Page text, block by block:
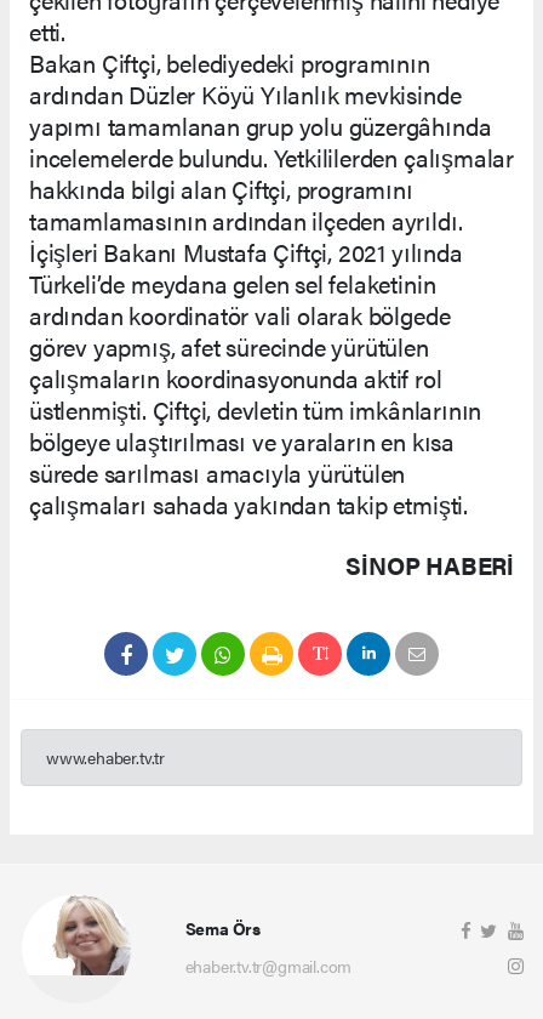
etti.
Bakan Çiftçi, belediyedeki programının
ardından Düzler Köyü Yılanlık mevkisinde
yapımı tamamlanan grup yolu güzergâhında
incelemelerde bulundu. Yetkililerden çalışmalar
hakkında bilgi alan Çiftçi, programını
tamamlamasının ardından ilçeden ayrıldı.
İçişleri Bakanı Mustafa Çiftçi, 2021 yılında
Türkeli’de meydana gelen sel felaketinin
ardından koordinatör vali olarak bölgede
görev yapmış, afet sürecinde yürütülen
çalışmaların koordinasyonunda aktif rol
üstlenmişti. Çiftçi, devletin tüm imkânlarının
bölgeye ulaştırılması ve yaraların en kısa
sürede sarılması amacıyla yürütülen
çalışmaları sahada yakından takip etmişti.
SINOP HABERİ
www.ehaber.tv.tr
Sema Örs
ehaber.tv.tr@gmail.com